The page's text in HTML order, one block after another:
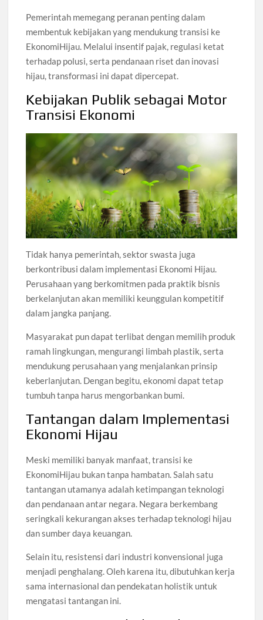
Pemerintah memegang peranan penting dalam
membentuk kebijakan yang mendukung transisi ke
EkonomiHijau. Melalui insentif pajak, regulasi ketat
terhadap polusi, serta pendanaan riset dan inovasi
hijau, transformasi ini dapat dipercepat.
Kebijakan Publik sebagai Motor
Transisi Ekonomi
Tidak hanya pemerintah, sektor swasta juga
berkontribusi dalam implementasi Ekonomi Hijau.
Perusahaan yang berkomitmen pada praktik bisnis
berkelanjutan akan memiliki keunggulan kompetitif
dalam jangka panjang.
Masyarakat pun dapat terlibat dengan memilih produk
ramah lingkungan, mengurangi limbah plastik, serta
mendukung perusahaan yang menjalankan prinsip
keberlanjutan. Dengan begitu, ekonomi dapat tetap
tumbuh tanpa harus mengorbankan bumi.
Tantangan dalam Implementasi
Ekonomi Hijau
Meski memiliki banyak manfaat, transisi ke
EkonomiHijau bukan tanpa hambatan. Salah satu
tantangan utamanya adalah ketimpangan teknologi
dan pendanaan antar negara. Negara berkembang
seringkali kekurangan akses terhadap teknologi hijau
dan sumber daya keuangan.
Selain itu, resistensi dari industri konvensional juga
menjadi penghalang. Oleh karena itu, dibutuhkan kerja
sama internasional dan pendekatan holistik untuk
mengatasi tantangan ini.